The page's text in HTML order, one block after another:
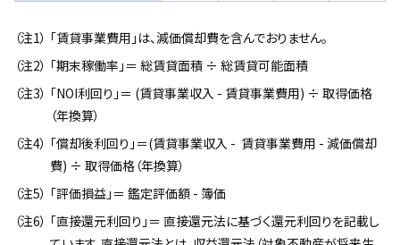
「賃貸事業費用」は、減価償却費を含んでおりません。
「期末稼働率」＝ 総賃貸面積 ÷ 総賃貸可能面積
「NOI利回り」＝ (賃貸事業収入 - 賃貸事業費用) ÷ 取得価格
（年換算）
「償却後利回り」＝(賃貸事業収入 -  賃貸事業費用 - 減価償却
費) ÷ 取得価格（年換算）
「評価損益」＝ 鑑定評価額 - 簿価
「直接還元利回り」＝ 直接還元法に基づく還元利回りを記載し